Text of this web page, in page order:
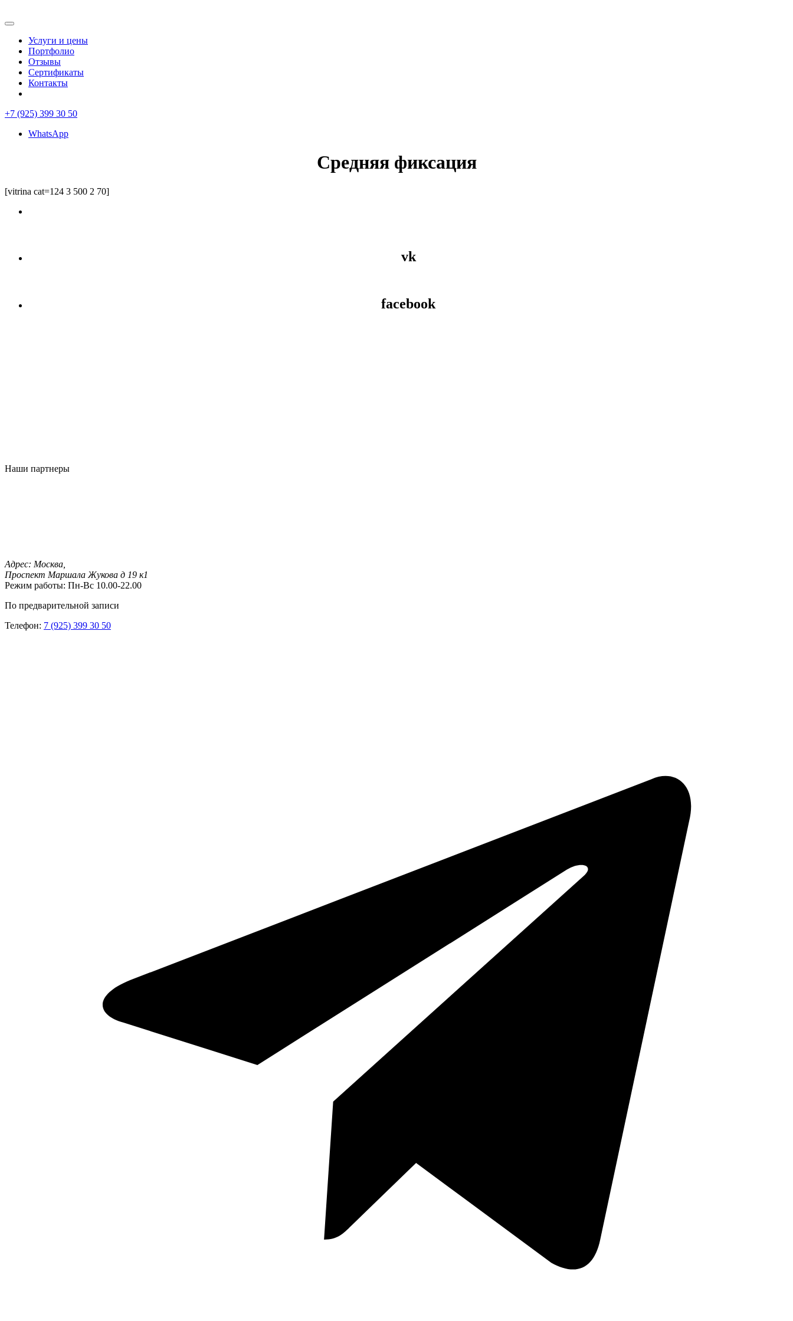
Услуги и цены
Портфолио
Отзывы
Сертификаты
Контакты
+7 (925) 399 30 50
WhatsApp
Средняя фиксация
[vitrina cat=124 3 500 2 70]
vk
facebook
Наши партнеры
Адрес: Москва,
Проспект Маршала Жукова д 19 к1
Режим работы: Пн-Вс 10.00-22.00
По предварительной записи
Телефон: 7 (925) 399 30 50